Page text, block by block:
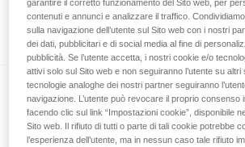
Sacco da trasporto
NEW
EXPERT 40
Sacco da trasporto
garantire il corretto funzionamento del Sito web, per
contenuti e annunci e analizzare il traffico.
sulla navigazione dell’utente sul Sito web con i nostri
dei dati, pubblicitari e di social media al fine di
pubblicità. Se l’utente accetta, i nostri cookie e/o
attivi solo sul Sito web e non seguiranno l’utente su altri
tecnologie analoghe dei nostri partner seguiranno
navigazione. L’utente può revocare il proprio consenso
facendo clic sul link “Impostazioni cookie”, disponibile
Sito web. Il rifiuto di tutti o parte di tali cookie potrebbe
l’esperienza dell’utente, ma in nessun caso tale rifiuto